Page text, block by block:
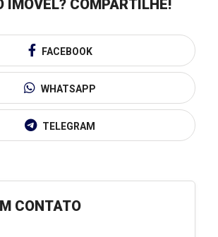
CONTATO
IMÓVEL? COMPARTILHE!
FACEBOOK
WHATSAPP
TELEGRAM